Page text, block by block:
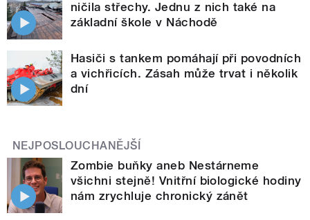
ničila střechy. Jednu z nich také na
základní škole v Náchodě
Hasiči s tankem pomáhají při povodních
a vichřicích. Zásah může trvat i několik
dní
NEJPOSLOUCHANĚJŠÍ
Zombie buňky aneb Nestárneme
všichni stejně! Vnitřní biologické hodiny
nám zrychluje chronický zánět